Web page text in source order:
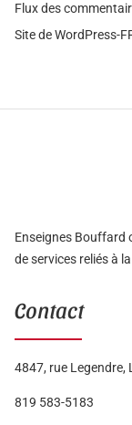
Flux des
Site de WordPress-
Enseignes Bouffard
de services reliés à
Contact
4847, rue Legendre,
819 583-5183